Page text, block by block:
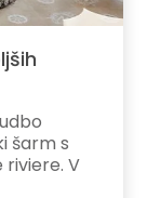
šarm s
V